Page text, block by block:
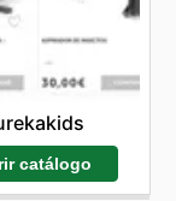
catálogo